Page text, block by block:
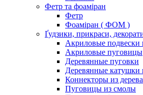
Фетр та фоаміран
Фетр
Фоаміран ( ФОМ )
Ґудзики, прикраси,
Акриловые подвески
Акриловые пуговицы
Деревянные пуговки
Деревянные катушки
Коннекторы из
Пуговицы из смолы